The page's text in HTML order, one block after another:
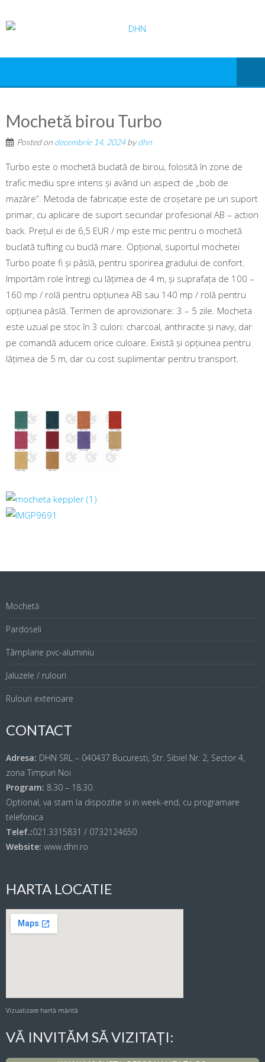
Mochetă birou Turbo
Posted on decembrie 14, 2024bydhn
Turbo este o mochetă buclată de birou, folosită în zone de
trafic mediu spre intens și având un aspect de „bob de
mazăre”. Metoda de fabricație este de croșetare pe un suport
primar, cu aplicare de suport secundar profesional AB – action
back. Prețul ei de 6,5 EUR / mp este mic pentru o mochetă
buclată tufting cu buclă mare. Opțional, suportul mochetei
Turbo poate fi și pâslă, pentru sporirea gradului de confort.
Importăm role întregi cu lățimea de 4 m, și suprafața de 100 –
160 mp / rolă pentru opțiunea AB sau 140 mp / rolă pentru
opțiunea pâslă. Termen de aprovizionare: 3 – 5 zile. Mocheta
este uzual pe stoc în 3 culori: charcoal, anthracite și navy, dar
pe comandă aducem orice culoare. Există și opțiunea pentru
lățimea de 5 m, dar cu cost suplimentar pentru transport.
Mochetă
Pardoseli
Tâmplarie pvc-aluminiu
Jaluzele / rulouri
Rulouri exterioare
CONTACT
Adresa: DHN SRL – 040437 Bucuresti, Str. Sibiel Nr. 2, Sector 4,
zona Timpuri Noi
Program: 8.30 – 18.30.
Optional, va stam la dispozitie si in week-end, cu programare
telefonica
Telef.:021.3315831 / 0732124650
Website: www.dhn.ro
HARTA LOCATIE
Vizualizare hartă mărită
VĂ INVITĂM SĂ VIZITAȚI: